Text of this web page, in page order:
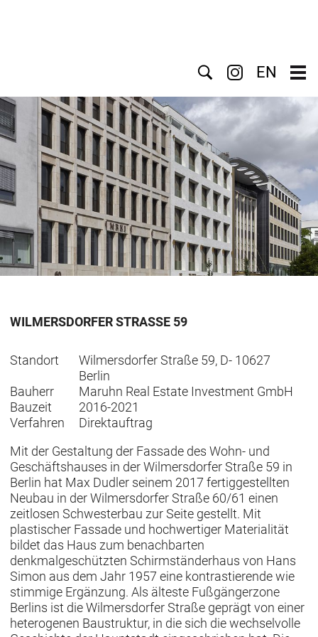
Suche EN
WILMERSDORFER STRASSE 59
Standort
Wilmersdorfer Straße 59, D- 10627
Berlin
Bauherr
Maruhn Real Estate Investment GmbH
Bauzeit
2016-2021
Verfahren
Direktauftrag
Mit der Gestaltung der Fassade des Wohn- und
Geschäftshauses in der Wilmersdorfer Straße 59 in
Berlin hat Max Dudler seinem 2017 fertiggestellten
Neubau in der Wilmersdorfer Straße 60/61 einen
zeitlosen Schwesterbau zur Seite gestellt. Mit
plastischer Fassade und hochwertiger Materialität
bildet das Haus zum benachbarten
denkmalgeschützten Schirmständerhaus von Hans
Simon aus dem Jahr 1957 eine kontrastierende wie
stimmige Ergänzung. Als älteste Fußgängerzone
Berlins ist die Wilmersdorfer Straße geprägt von einer
heterogenen Baustruktur, in die sich die wechselvolle